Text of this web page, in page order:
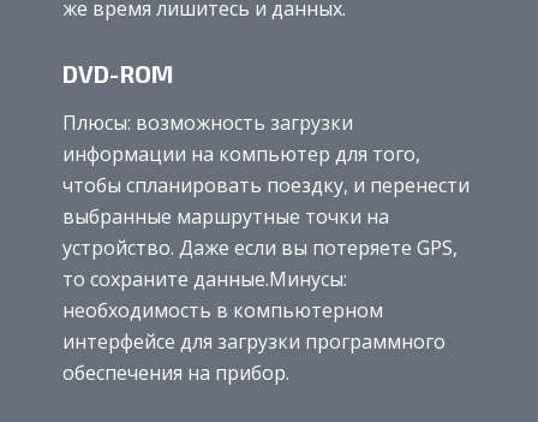
же время лишитесь и данных.
DVD-ROM
Плюсы: возможность загрузки
информации на компьютер для того,
чтобы спланировать поездку, и перенести
выбранные маршрутные точки на
устройство. Даже если вы потеряете GPS,
то сохраните данные.Минусы:
необходимость в компьютерном
интерфейсе для загрузки программного
обеспечения на прибор.